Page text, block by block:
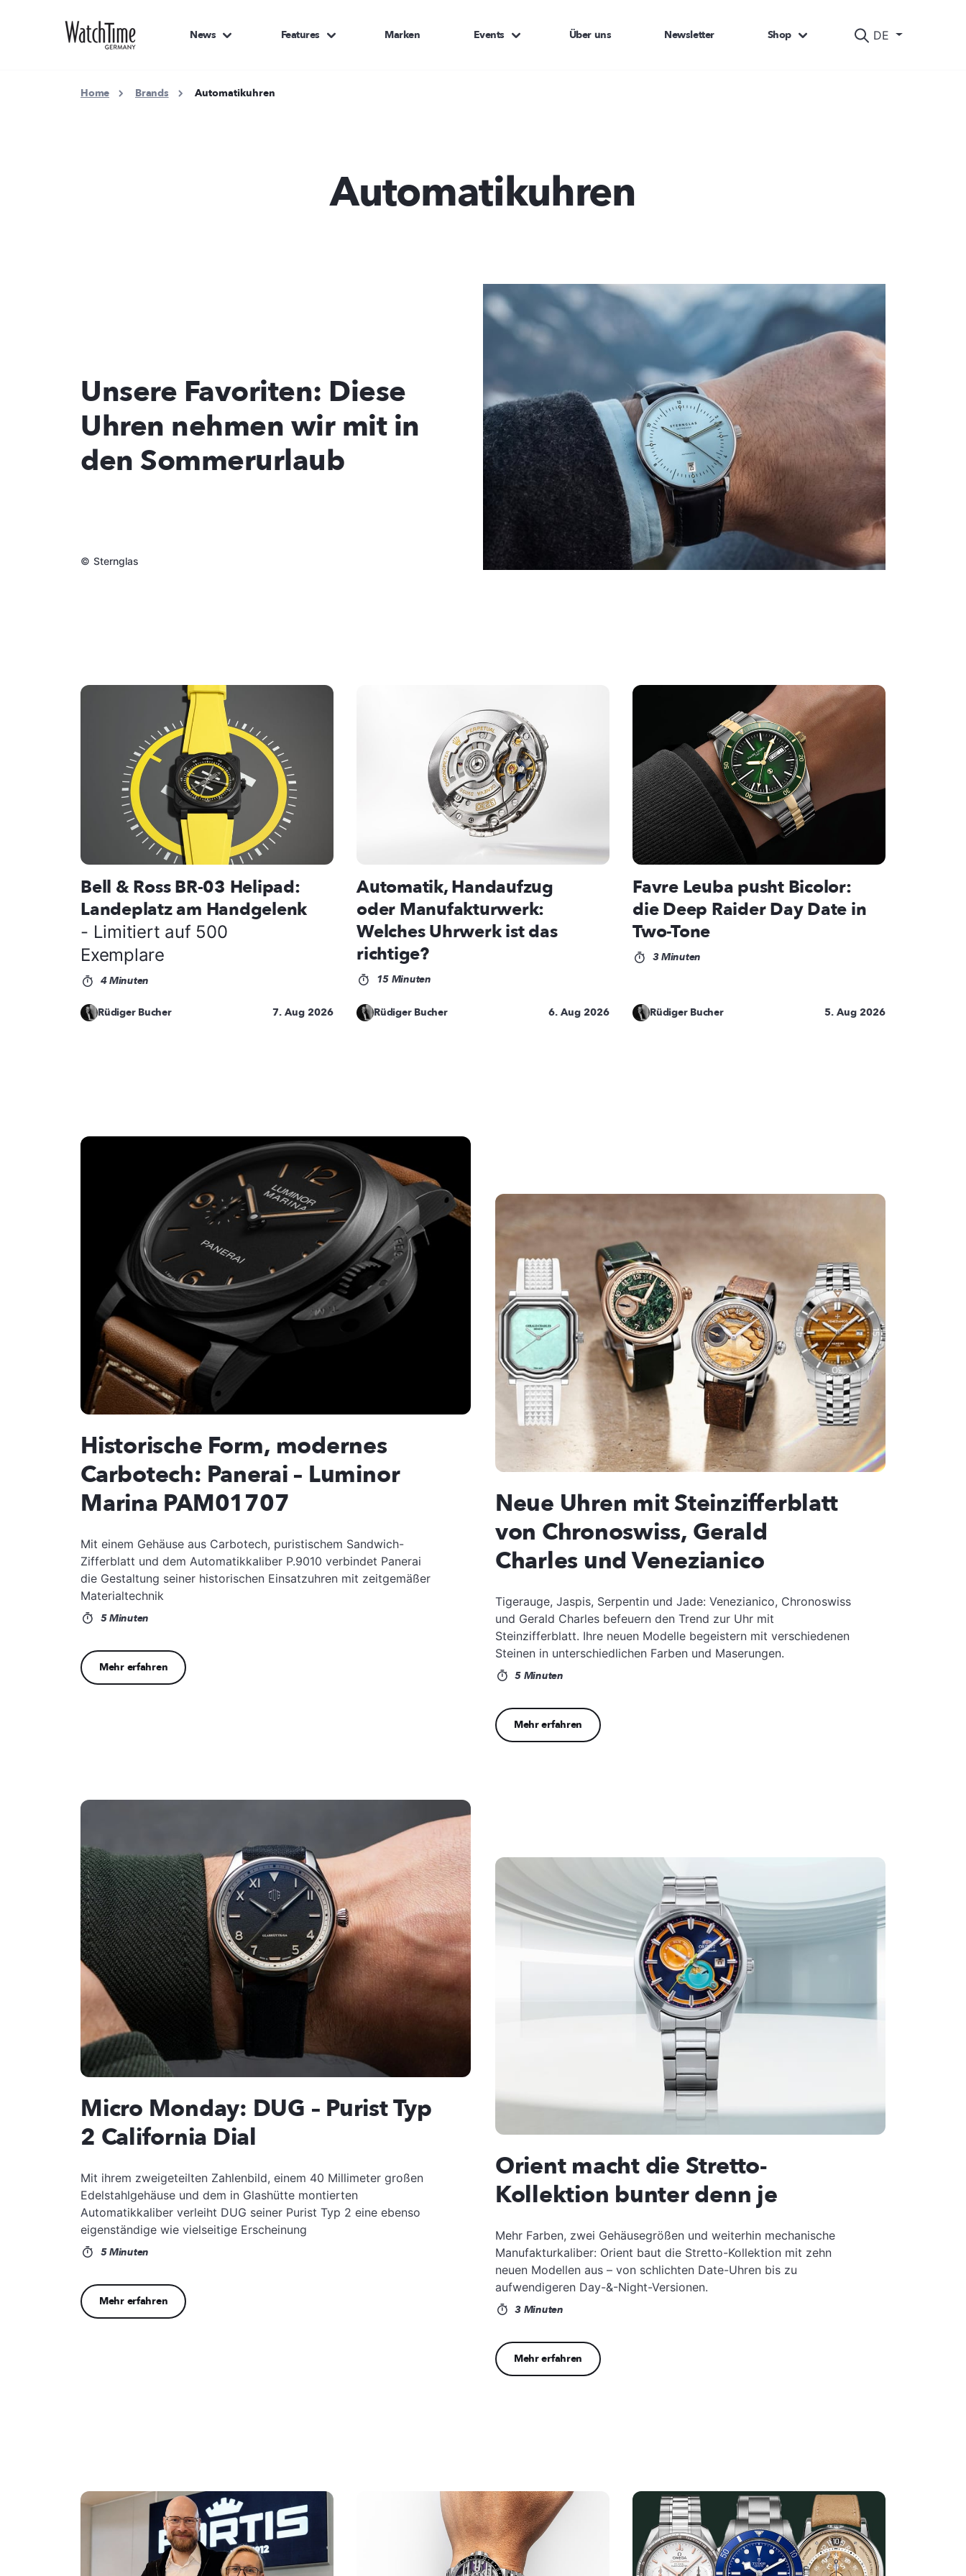
DE
News Features Marken Events Über uns Newsletter Shop
Home Brands Automatikuhren
Automatikuhren
Unsere Favoriten: Diese
Uhren nehmen wir mit in
den Sommerurlaub
© Sternglas
Bell & Ross BR-03 Helipad:
Landeplatz am Handgelenk
- Limitiert auf 500
Exemplare
4 Minuten
Rüdiger Bucher 7. Aug 2026
Automatik, Handaufzug
oder Manufakturwerk:
Welches Uhrwerk ist das
richtige?
15 Minuten
Rüdiger Bucher 6. Aug 2026
Favre Leuba pusht Bicolor:
die Deep Raider Day Date in
Two-Tone
3 Minuten
Rüdiger Bucher 5. Aug 2026
Historische Form, modernes
Carbotech: Panerai – Luminor
Marina PAM01707
Mit einem Gehäuse aus Carbotech, puristischem Sandwich-
Zifferblatt und dem Automatikkaliber P.9010 verbindet Panerai
die Gestaltung seiner historischen Einsatzuhren mit zeitgemäßer
Materialtechnik
5 Minuten
Mehr erfahren
Neue Uhren mit Steinzifferblatt
von Chronoswiss, Gerald
Charles und Venezianico
Tigerauge, Jaspis, Serpentin und Jade: Venezianico, Chronoswiss
und Gerald Charles befeuern den Trend zur Uhr mit
Steinzifferblatt. Ihre neuen Modelle begeistern mit verschiedenen
Steinen in unterschiedlichen Farben und Maserungen.
5 Minuten
Mehr erfahren
Micro Monday: DUG – Purist Typ
2 California Dial
Mit ihrem zweigeteilten Zahlenbild, einem 40 Millimeter großen
Edelstahlgehäuse und dem in Glashütte montierten
Automatikkaliber verleiht DUG seiner Purist Typ 2 eine ebenso
eigenständige wie vielseitige Erscheinung
5 Minuten
Mehr erfahren
Orient macht die Stretto-
Kollektion bunter denn je
Mehr Farben, zwei Gehäusegrößen und weiterhin mechanische
Manufakturkaliber: Orient baut die Stretto-Kollektion mit zehn
neuen Modellen aus – von schlichten Date-Uhren bis zu
aufwendigeren Day-&-Night-Versionen.
3 Minuten
Mehr erfahren